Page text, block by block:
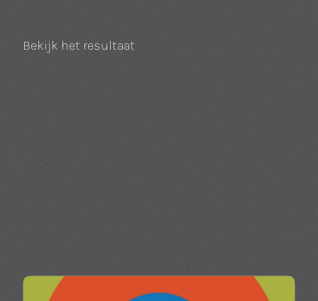
Bekijk het resultaat